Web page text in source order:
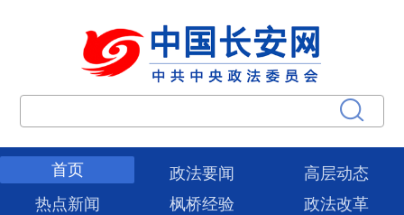
首页 政法要闻
高层动态
热点新闻
枫桥经验
政法改革